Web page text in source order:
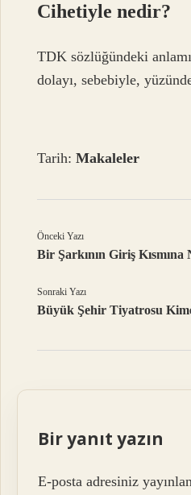
Cihetiyle nedir?
TDK sözlüğündeki
dolayı, sebebiyle,
Tarih:Makaleler
Önceki Yazı
Bir Şarkının Giriş Kısmına
Sonraki Yazı
Büyük Şehir Tiyatrosu
Bir yanıt yazın
E-posta adresiniz